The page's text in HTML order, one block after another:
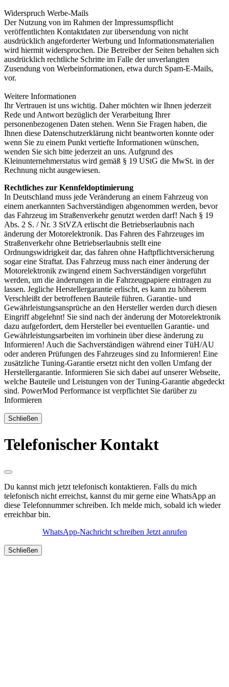
Widerspruch Werbe-Mails
Der Nutzung von im Rahmen der Impressumspflicht
veröffentlichten Kontaktdaten zur übersendung von nicht
ausdrücklich angeforderter Werbung und Informationsmaterialien
wird hiermit widersprochen. Die Betreiber der Seiten behalten sich
ausdrücklich rechtliche Schritte im Falle der unverlangten
Zusendung von Werbeinformationen, etwa durch Spam-E-Mails,
vor.
Weitere Informationen
Ihr Vertrauen ist uns wichtig. Daher möchten wir Ihnen jederzeit
Rede und Antwort bezüglich der Verarbeitung Ihrer
personenbezogenen Daten stehen. Wenn Sie Fragen haben, die
Ihnen diese Datenschutzerklärung nicht beantworten konnte oder
wenn Sie zu einem Punkt vertiefte Informationen wünschen,
wenden Sie sich bitte jederzeit an uns. Aufgrund des
Kleinunternehmerstatus wird gemäß § 19 UStG die MwSt. in der
Rechnung nicht ausgewiesen.
Rechtliches zur Kennfeldoptimierung
In Deutschland muss jede Veränderung an einem Fahrzeug von
einem anerkannten Sachverständigen abgenommen werden, bevor
das Fahrzeug im Straßenverkehr genutzt werden darf! Nach § 19
Abs. 2 S. / Nr. 3 StVZA erlischt die Betriebserlaubnis nach
änderung der Motorelektronik. Das Fahren des Fahrzeuges im
Straßenverkehr ohne Betriebserlaubnis stellt eine
Ordnungswidrigkeit dar, das fahren ohne Haftpflichtversicherung
sogar eine Straftat. Das Fahrzeug muss nach einer änderung der
Motorelektronik zwingend einem Sachverständigen vorgeführt
werden, um die änderungen in die Fahrzeugpapiere eintragen zu
lassen. Jegliche Herstellergarantie erlischt, es kann zu höherem
Verschleißt der betroffenen Bauteile führen. Garantie- und
Gewährleistungsansprüche an den Hersteller werden durch diesen
Eingriff abgelehnt! Sie sind nach der änderung der Motorelektronik
dazu aufgefordert, dem Hersteller bei eventuellen Garantie- und
Gewährleistungsarbeiten im vorhinein über diese änderung zu
Informieren! Auch die Sachverständigen während einer TüH/AU
oder anderen Prüfungen des Fahrzeuges sind zu Informieren! Eine
zusätzliche Tuning-Garantie ersetzt nicht den vollen Umfang der
Herstellergarantie. Informieren Sie sich dabei auf unserer Webseite,
welche Bauteile und Leistungen von der Tuning-Garantie abgedeckt
sind. PowerMod Performance ist verpflichtet Sie darüber zu
Informieren
Schließen
Telefonischer Kontakt
Du kannst mich jetzt telefonisch kontaktieren. Falls du mich
telefonisch nicht erreichst, kannst du mir gerne eine WhatsApp an
diese Telefonnummer schreiben. Ich melde mich, sobald ich wieder
erreichbar bin.
WhatsApp-Nachricht schreiben Jetzt anrufen
Schließen